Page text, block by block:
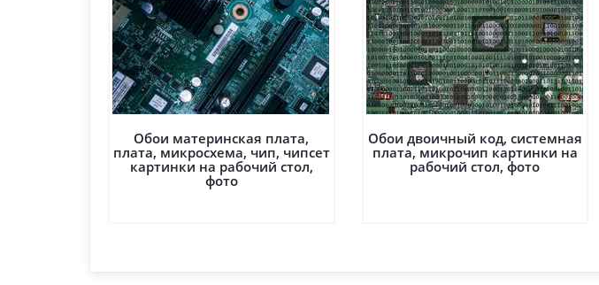
Обои материнская плата,
плата, микросхема, чип, чипсет
картинки на рабочий стол,
фото
Обои двоичный код, системная
плата, микрочип картинки на
рабочий стол, фото